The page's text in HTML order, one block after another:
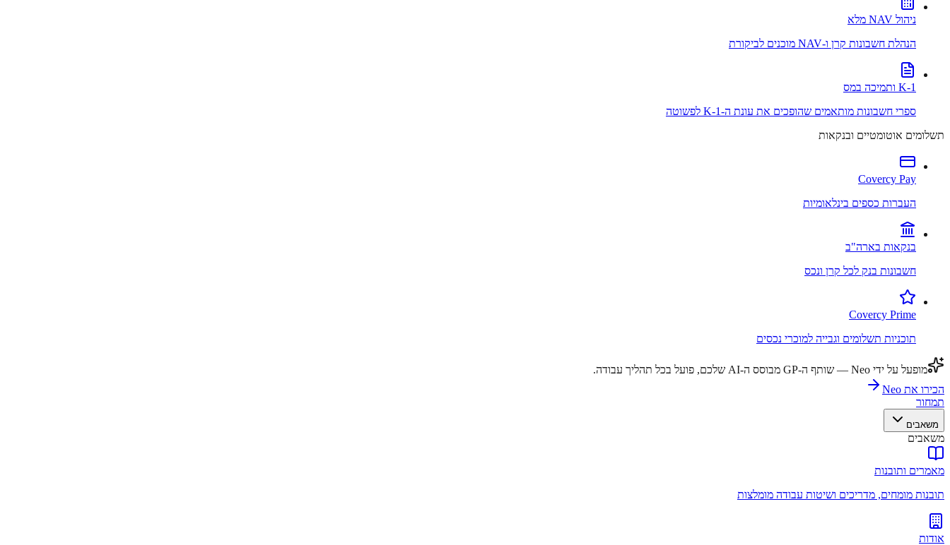
ניהול NAV מלא
הנהלת חשבונות קרן ו-NAV מוכנים לביקורת
K-1 ותמיכה במס
ספרי חשבונות מותאמים שהופכים את עונת ה-K-1 לפשוטה
תשלומים אוטומטיים ובנקאות
Covercy Pay
העברות כספים בינלאומיות
בנקאות בארה"ב
חשבונות בנק לכל קרן ונכס
Covercy Prime
תוכניות תשלומים וגבייה למוכרי נכסים
מופעל על ידי Neo — שותף ה-GP מבוסס ה-AI שלכם, פועל בכל תהליך עבודה.
הכירו את Neo
תמחור
משאבים
משאבים
מאמרים ותובנות
תובנות מומחים, מדריכים ושיטות עבודה מומלצות
אודות